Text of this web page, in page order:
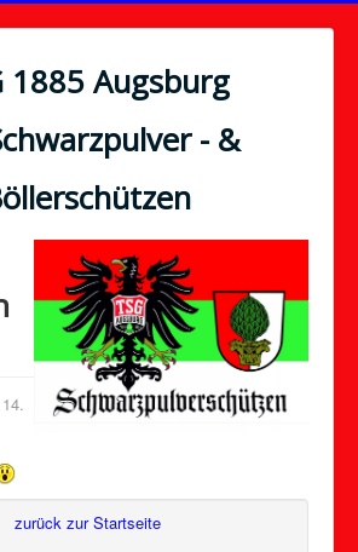
1885 Augsburg
- &
zurück zur Startseite